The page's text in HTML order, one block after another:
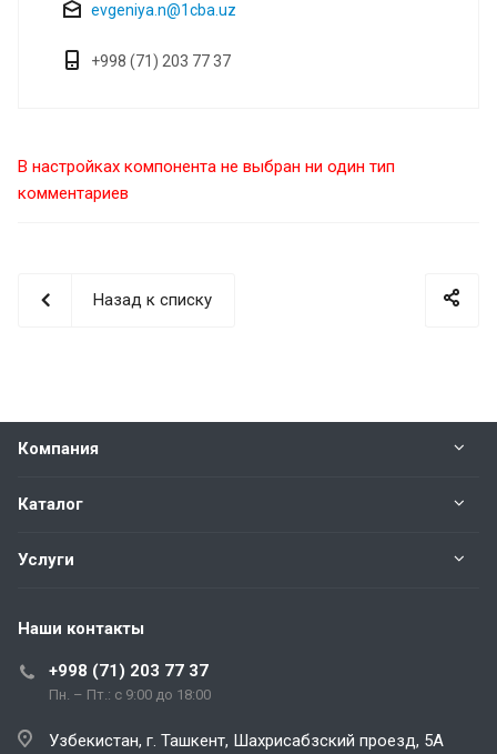
evgeniya.n@1сba.uz
+998 (71) 203 77 37
В настройках компонента не выбран ни один тип
комментариев
Назад к списку
Компания
Каталог
Услуги
Наши контакты
+998 (71) 203 77 37
Пн. – Пт.: с 9:00 до 18:00
Узбекистан, г. Ташкент, Шахрисабзский проезд, 5А